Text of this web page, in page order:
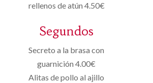
rellenos de atún 4.50€
Segundos
Secreto a la brasa con
guarnición 4.00€
Alitas de pollo al ajillo